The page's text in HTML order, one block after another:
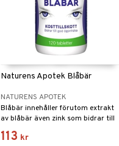
Naturens Apotek Blåbär
NATURENS APOTEK
Blåbär innehåller förutom extrakt
av blåbär även zink som bidrar till
att bibehålla normal synförmåga.
113 kr